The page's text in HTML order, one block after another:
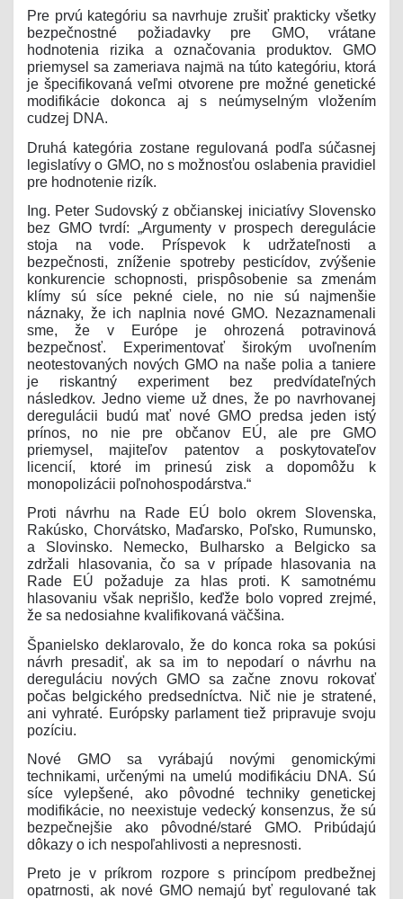
Pre prvú kategóriu sa navrhuje zrušiť prakticky všetky
bezpečnostné požiadavky pre GMO, vrátane
hodnotenia rizika a označovania produktov. GMO
priemysel sa zameriava najmä na túto kategóriu, ktorá
je špecifikovaná veľmi otvorene pre možné genetické
modifikácie dokonca aj s neúmyselným vložením
cudzej DNA.
Druhá kategória zostane regulovaná podľa súčasnej
legislatívy o GMO, no s možnosťou oslabenia pravidiel
pre hodnotenie rizík.
Ing. Peter Sudovský z občianskej iniciatívy Slovensko
bez GMO tvrdí: „Argumenty v prospech deregulácie
stoja na vode. Príspevok k udržateľnosti a
bezpečnosti, zníženie spotreby pesticídov, zvýšenie
konkurencie schopnosti, prispôsobenie sa zmenám
klímy sú síce pekné ciele, no nie sú najmenšie
náznaky, že ich naplnia nové GMO. Nezaznamenali
sme, že v Európe je ohrozená potravinová
bezpečnosť. Experimentovať širokým uvoľnením
neotestovaných nových GMO na naše polia a taniere
je riskantný experiment bez predvídateľných
následkov. Jedno vieme už dnes, že po navrhovanej
deregulácii budú mať nové GMO predsa jeden istý
prínos, no nie pre občanov EÚ, ale pre GMO
priemysel, majiteľov patentov a poskytovateľov
licencií, ktoré im prinesú zisk a dopomôžu k
monopolizácii poľnohospodárstva.“
Proti návrhu na Rade EÚ bolo okrem Slovenska,
Rakúsko, Chorvátsko, Maďarsko, Poľsko, Rumunsko,
a Slovinsko. Nemecko, Bulharsko a Belgicko sa
zdržali hlasovania, čo sa v prípade hlasovania na
Rade EÚ požaduje za hlas proti. K samotnému
hlasovaniu však neprišlo, keďže bolo vopred zrejmé,
že sa nedosiahne kvalifikovaná väčšina.
Španielsko deklarovalo, že do konca roka sa pokúsi
návrh presadiť, ak sa im to nepodarí o návrhu na
dereguláciu nových GMO sa začne znovu rokovať
počas belgického predsedníctva. Nič nie je stratené,
ani vyhraté. Európsky parlament tiež pripravuje svoju
pozíciu.
Nové GMO sa vyrábajú novými genomickými
technikami, určenými na umelú modifikáciu DNA. Sú
síce vylepšené, ako pôvodné techniky genetickej
modifikácie, no neexistuje vedecký konsenzus, že sú
bezpečnejšie ako pôvodné/staré GMO. Pribúdajú
dôkazy o ich nespoľahlivosti a nepresnosti.
Preto je v príkrom rozpore s princípom predbežnej
opatrnosti, ak nové GMO nemajú byť regulované tak